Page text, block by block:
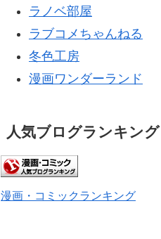
ラノベ部屋
ラブコメちゃんねる
冬色工房
漫画ワンダーランド
人気ブログランキング
漫画・コミックランキング